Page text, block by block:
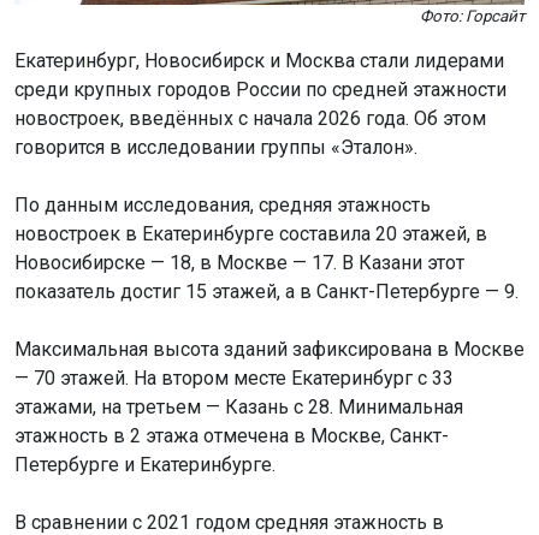
Фото: Горсайт
Екатеринбург, Новосибирск и Москва стали лидерами
среди крупных городов России по средней этажности
новостроек, введённых с начала 2026 года. Об этом
говорится в исследовании группы «Эталон».
По данным исследования, средняя этажность
новостроек в Екатеринбурге составила 20 этажей, в
Новосибирске — 18, в Москве — 17. В Казани этот
показатель достиг 15 этажей, а в Санкт-Петербурге — 9.
Максимальная высота зданий зафиксирована в Москве
— 70 этажей. На втором месте Екатеринбург с 33
этажами, на третьем — Казань с 28. Минимальная
этажность в 2 этажа отмечена в Москве, Санкт-
Петербурге и Екатеринбурге.
В сравнении с 2021 годом средняя этажность в